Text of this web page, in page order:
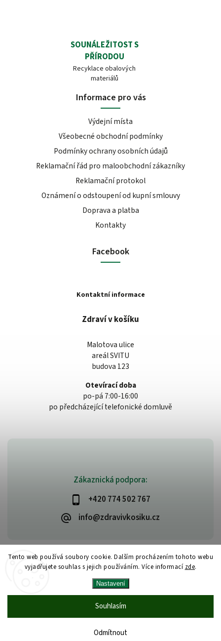
Tento web používá soubory cookie. Dalším procházením tohoto webu
vyjadřujete souhlas s jejich používáním. Více informací zde.
Nastavení
Odmítnout
Souhlasím
SOUNÁLEŽITOST S
PŘÍRODOU
Recyklace obalových
materiálů
Zákaznická podpora:
+420 774 502 767
info@zdravivkosiku.cz
Informace pro vás
Výdejní místa
Všeobecné obchodní podmínky
Podmínky ochrany osobních údajů
Reklamační řád pro maloobchodní zákazníky
Reklamační protokol
Oznámení o odstoupení od kupní smlouvy
Doprava a platba
Kontakty
Facebook
Kontaktní informace
Zdraví v košíku
Malotova ulice
areál SVITU
budova 123
Otevírací doba
po-pá 7:00-16:00
po předcházející telefonické domluvě
www.zdravivkosiku.cz
Upravit nastavení cookies
VytvořilShoptet | Design